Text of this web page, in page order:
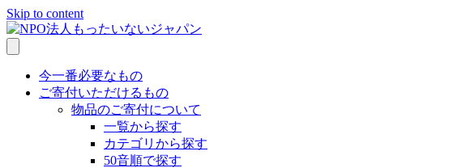
Skip to content
今一番必要なもの
ご寄付いただけるもの
物品のご寄付について
一覧から探す
カテゴリから探す
50音順で探す